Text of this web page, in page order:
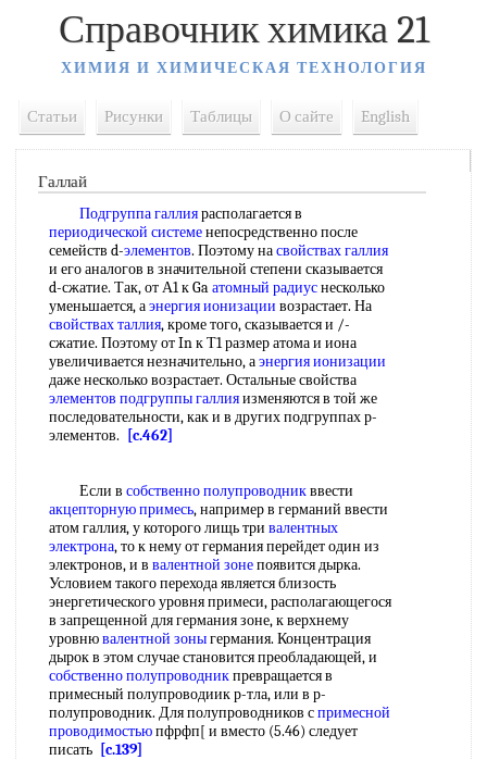
Справочник химика 21
ХИМИЯ И ХИМИЧЕСКАЯ ТЕХНОЛОГИЯ
Статьи Рисунки Таблицы О сайте English
Галлай
Подгруппа галлиярасполагается в
периодической системенепосредственно после
семейств d-элементов. Поэтому насвойствах галлия
и его аналогов в значительной степени сказывается
d-сжатие. Так, от А1 к Gaатомный радиуснесколько
уменьшается, аэнергия ионизации возрастает. На
свойствах таллия, кроме того, сказывается и /-
сжатие. Поэтому от In к Т1 размер атома и иона
увеличивается незначительно, аэнергия ионизации
даже несколько возрастает. Остальные свойства
элементов подгруппы галлияизменяются в той же
последовательности, как и в других подгруппах р-
элементов.
[c.462]
Если в собственно полупроводникввести
акцепторную примесь, например в германий ввести
атом галлия, у которого лищь три валентных
электрона, то к нему от германия перейдет один из
электронов, и в валентной зонепоявится дырка.
Условием такого перехода является близость
энергетического уровня примеси, располагающегося
в запрещенной для германия зоне, к верхнему
уровнювалентной зоныгермания. Концентрация
дырок в этом случае становится преобладающей, и
собственно полупроводникпревращается в
примесный полупроводиик р-тла, или в р-
полупроводник. Для полупроводников спримесной
проводимостьюпфрфп[ и вместо (5.46) следует
писать [c.139]